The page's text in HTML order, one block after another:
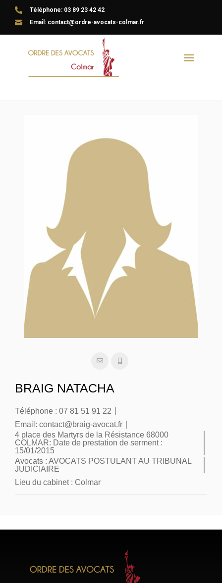
 Téléphone: 03 89 23 42 42
 Email: contact@ordre-avocats-colmar.fr
BRAIG NATACHA
Téléphone : 07 81 51 91 22
Email: contact@braig-avocat.fr
4 place des Martyrs de la Résistance 68000
COLMAR: Date de prestation de serment :
15/01/2015
Avocats : AVOCATS POSTULANT AU TRIBUNAL
JUDICIAIRE
Lieu du cabinet : Colmar